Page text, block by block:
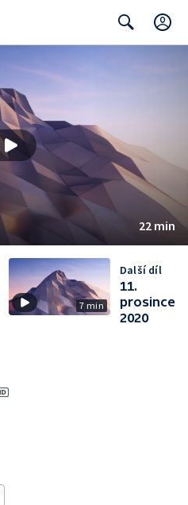
22 min
7 min
Další díl
11.
prosince
2020